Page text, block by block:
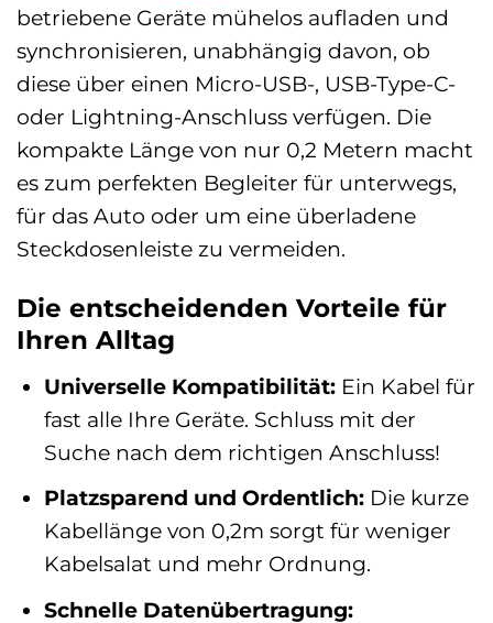
betriebene Geräte mühelos aufladen und
synchronisieren, unabhängig davon, ob
diese über einen Micro-USB-, USB-Type-C-
oder Lightning-Anschluss verfügen. Die
kompakte Länge von nur 0,2 Metern macht
es zum perfekten Begleiter für unterwegs,
für das Auto oder um eine überladene
Steckdosenleiste zu vermeiden.
Die entscheidenden Vorteile für
Ihren Alltag
Universelle Kompatibilität:Ein Kabel für
fast alle Ihre Geräte. Schluss mit der
Suche nach dem richtigen Anschluss!
Platzsparend und Ordentlich:Die kurze
Kabellänge von 0,2m sorgt für weniger
Kabelsalat und mehr Ordnung.
Schnelle Datenübertragung: